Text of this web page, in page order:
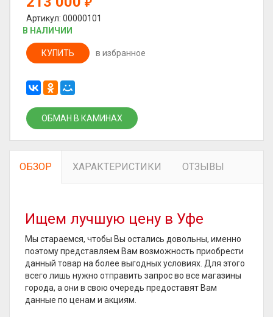
Артикул: 00000101
В НАЛИЧИИ
КУПИТЬ в избранное
ОБМАН В КАМИНАХ
ОБЗОР ХАРАКТЕРИСТИКИ ОТЗЫВЫ
Ищем лучшую цену в Уфе
Мы стараемся, чтобы Вы остались довольны, именно
поэтому представляем Вам возможность приобрести
данный товар на более выгодных условиях. Для этого
всего лишь нужно отправить запрос во все магазины
города, а они в свою очередь предоставят Вам
данные по ценам и акциям.